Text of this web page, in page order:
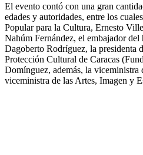
El evento contó con una gran
edades y autoridades, entre los
Popular para la Cultura, Ernesto
Nahúm Fernández, el embajador del
Dagoberto Rodríguez, la presidenta
Protección Cultural de Caracas
Domínguez, además, la
viceministra de las Artes, Imagen y